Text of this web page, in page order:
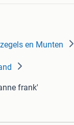
en Munten
frank'